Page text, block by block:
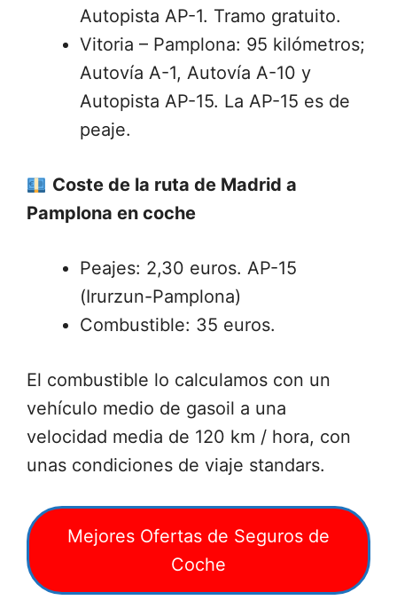
Autopista AP-1. Tramo gratuito.
Vitoria – Pamplona: 95 kilómetros;
Autovía A-1, Autovía A-10 y
Autopista AP-15. La AP-15 es de
peaje.
Coste de la ruta de Madrid a
Pamplona en coche
Peajes: 2,30 euros. AP-15
(Irurzun-Pamplona)
Combustible: 35 euros.
El combustible lo calculamos con un
vehículo medio de gasoil a una
velocidad media de 120 km / hora, con
unas condiciones de viaje standars.
Mejores Ofertas de Seguros de
Coche